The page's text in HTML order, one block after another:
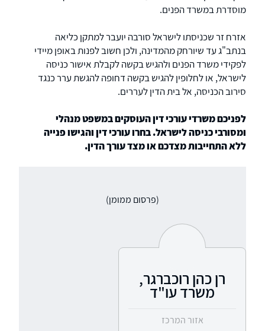
מוסדרת במשרד הפנים.
אזרח זר שכניסתו לישראל סורבה יועבר למתקן כליאה
בנתב"ג עד שיורחק מהמדינה, ולכן חשוב לפנות באופן מיידי
לפקידי משרד הפנים ולהגיש בקשה לקבלת אישור כניסה
לישראל, או לחלופין להגיש בקשה דחופה להגשת ערר כנגד
סירוב הכניסה, אל בית הדין לעררים.
לפניכם משרדי עורכי דין העוסקים במשפט מנהלי
ומסורבי כניסה לישראל. בחרו עורכי דין והגישו פנייה
ללא התחייבות מצדכם או מצד עורך הדין.
(פרסום ממומן)
רן כהן רוכברגר,
משרד עו"ד
אזור המרכז